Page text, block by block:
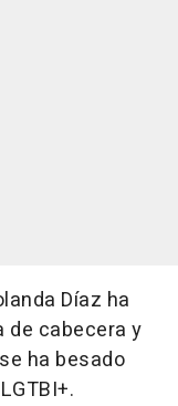
Díaz ha
de cabecera y
ha besado